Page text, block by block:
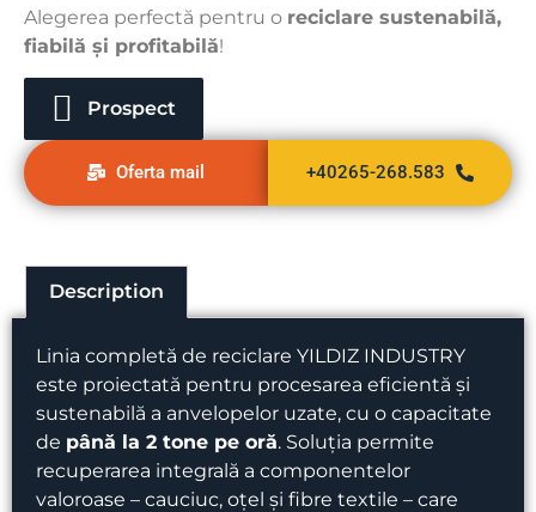
Alegerea perfectă pentru o reciclare sustenabilă,
fiabilă și profitabilă!
Prospect
Oferta mail +40265-268.583
Description
Linia completă de reciclare YILDIZ INDUSTRY
este proiectată pentru procesarea eficientă și
sustenabilă a anvelopelor uzate, cu o capacitate
de până la 2 tone pe oră. Soluția permite
recuperarea integrală a componentelor
valoroase – cauciuc, oțel și fibre textile – care